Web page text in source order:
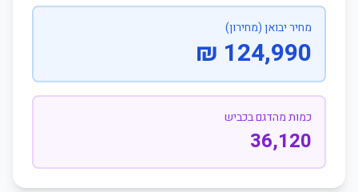
מחיר יבואן (מחירון)
124,990 ₪
כמות מהדגם בכביש
36,120